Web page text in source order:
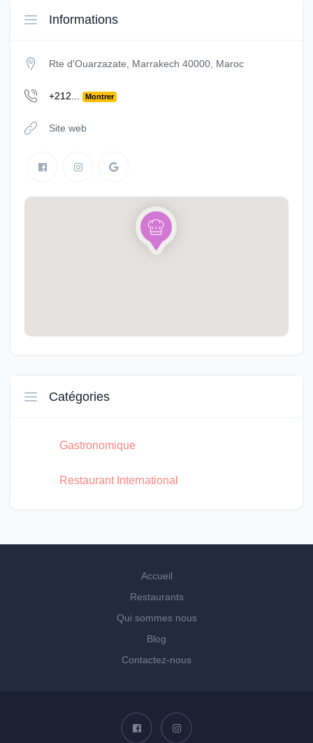
Informations
Rte d'Ouarzazate, Marrakech 40000, Maroc
+212... Montrer
Site web
Catégories
Gastronomique
Restaurant International
Accueil
Restaurants
Qui sommes nous
Blog
Contactez-nous